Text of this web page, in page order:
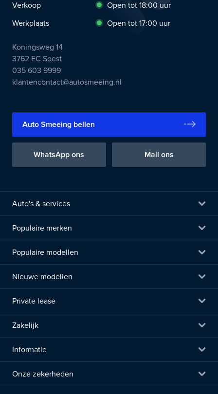
Verkoop
Open tot 18:00 uur
Werkplaats
Open tot 17:00 uur
Koningsweg 14
3762 EC Soest
035 603 9999
klantencontact@autosmeeing.nl
Auto Smeeing bellen
WhatsApp ons Mail ons
Auto's & services
Populaire merken
Populaire modellen
Nieuwe modellen
Private lease
Zakelijk
Informatie
Onze zekerheden